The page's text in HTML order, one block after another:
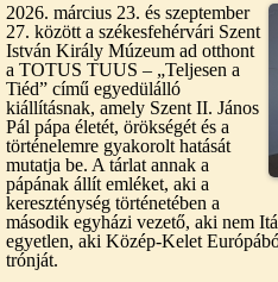
2026. március 23. és szeptember
27. között a székesfehérvári Szent
István Király Múzeum ad otthont
a TOTUS TUUS – „Teljesen a
Tiéd” című egyedülálló
kiállításnak, amely Szent II. János
Pál pápa életét, örökségét és a
történelemre gyakorolt hatását
mutatja be. A tárlat annak a
pápának állít emléket, aki a
kereszténység történetében a
második egyházi vezető, aki nem
egyetlen, aki Közép-Kelet
trónját.